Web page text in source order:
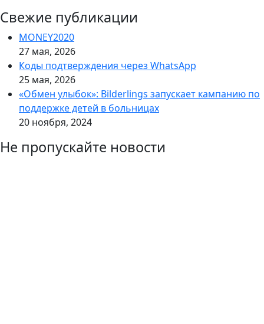
Свежие публикации
MONEY2020
27 мая, 2026
Коды подтверждения через WhatsApp
25 мая, 2026
«Обмен улыбок»: Bilderlings запускает кампанию по
поддержке детей в больницах
20 ноября, 2024
Не пропускайте новости